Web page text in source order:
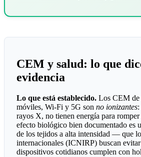
CEM y salud: lo que
evidencia
Lo que está establecido. Los CEM de
móviles, Wi-Fi y 5G son no ionizantes
rayos X, no tienen energía para
efecto biológico bien documentado es
de los tejidos a alta intensidad — que
internacionales (ICNIRP) buscan
dispositivos cotidianos cumplen con